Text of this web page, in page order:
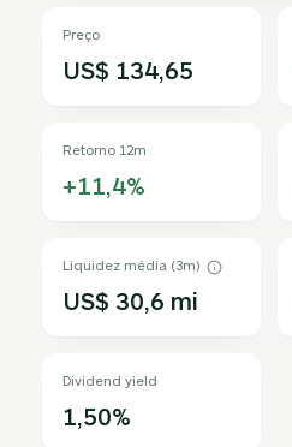
Preço
US$ 134,65
Retorno 12m
+11,4%
Liquidez média (3m)
US$ 30,6 mi
Dividend yield
1,50%